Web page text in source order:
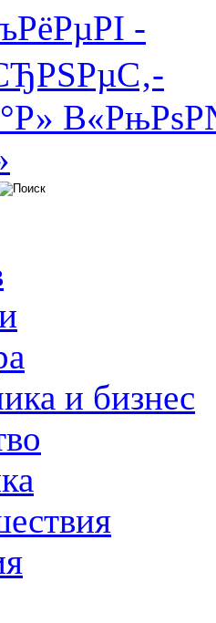
и бизнес